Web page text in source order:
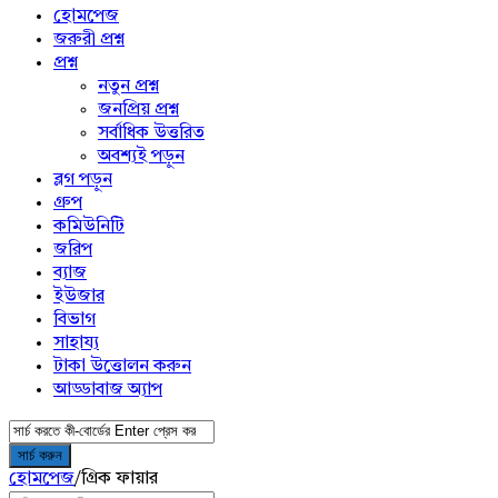
menu
হোমপেজ
জরুরী প্রশ্ন
প্রশ্ন
নতুন প্রশ্ন
জনপ্রিয় প্রশ্ন
সর্বাধিক উত্তরিত
অবশ্যই পড়ুন
ব্লগ পড়ুন
গ্রুপ
কমিউনিটি
জরিপ
ব্যাজ
ইউজার
বিভাগ
সাহায্য
টাকা উত্তোলন করুন
আড্ডাবাজ অ্যাপ
হোমপেজ/গ্রিক ফায়ার